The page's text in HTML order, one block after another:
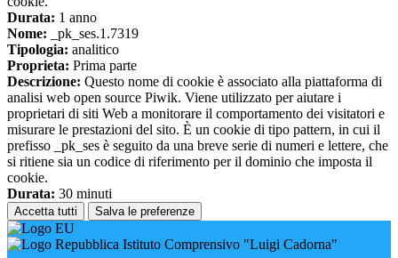
Durata: 1 anno
Nome: _pk_ses.1.7319
Tipologia: analitico
Proprieta: Prima parte
Descrizione: Questo nome di cookie è associato alla piattaforma di
analisi web open source Piwik. Viene utilizzato per aiutare i
proprietari di siti Web a monitorare il comportamento dei visitatori e
misurare le prestazioni del sito. È un cookie di tipo pattern, in cui il
prefisso _pk_ses è seguito da una breve serie di numeri e lettere, che
si ritiene sia un codice di riferimento per il dominio che imposta il
cookie.
Durata: 30 minuti
Accetta tutti Salva le preferenze
Istituto Comprensivo "Luigi Cadorna"